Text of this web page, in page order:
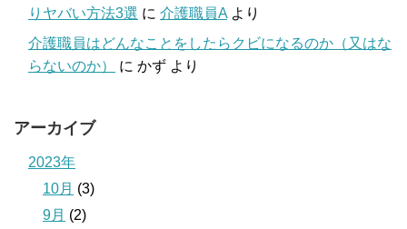
りヤバい方法3選 に 介護職員A より
介護職員はどんなことをしたらクビになるのか（又はな
らないのか）
に かず より
アーカイブ
2023年
10月 (3)
9月 (2)